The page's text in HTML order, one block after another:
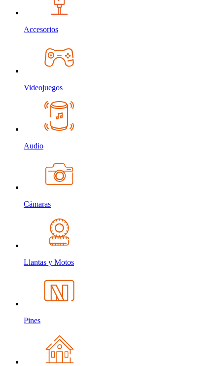
Accesorios
Videojuegos
Audio
Cámaras
Llantas y Motos
Pines